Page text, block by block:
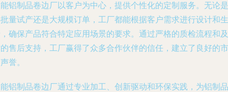
铝制品卷边厂以客户为中心，提供个性化的定制服务。无论是
量试产还是大规模订单，工厂都能根据客户需求进行设计和生
确保产品符合特定应用场景的要求。通过严格的质检流程和及
售后支持，工厂赢得了众多合作伙伴的信任，建立了良好的市
誉。
铝制品卷边厂通过专业加工、创新驱动和环保实践，为铝制品